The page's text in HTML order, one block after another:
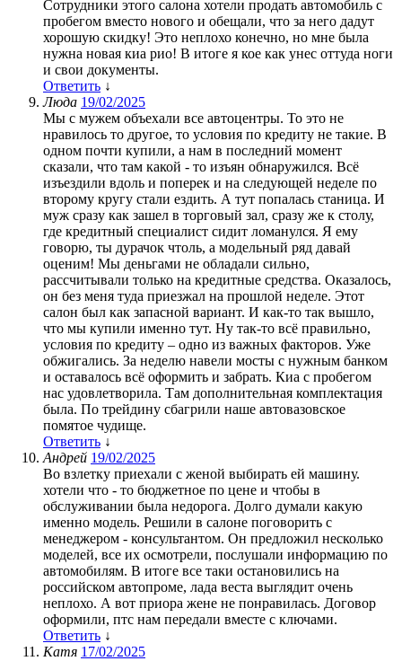
Сотрудники этого салона хотели продать автомобиль с
пробегом вместо нового и обещали, что за него дадут
хорошую скидку! Это неплохо конечно, но мне была
нужна новая киа рио! В итоге я кое как унес оттуда ноги
и свои документы.
Ответить ↓
Люда 19/02/2025
Мы с мужем объехали все автоцентры. То это не
нравилось то другое, то условия по кредиту не такие. В
одном почти купили, а нам в последний момент
сказали, что там какой - то изъян обнаружился. Всё
изъездили вдоль и поперек и на следующей неделе по
второму кругу стали ездить. А тут попалась станица. И
муж сразу как зашел в торговый зал, сразу же к столу,
где кредитный специалист сидит ломанулся. Я ему
говорю, ты дурачок чтоль, а модельный ряд давай
оценим! Мы деньгами не обладали сильно,
рассчитывали только на кредитные средства. Оказалось,
он без меня туда приезжал на прошлой неделе. Этот
салон был как запасной вариант. И как-то так вышло,
что мы купили именно тут. Ну так-то всё правильно,
условия по кредиту – одно из важных факторов. Уже
обжигались. За неделю навели мосты с нужным банком
и оставалось всё оформить и забрать. Киа с пробегом
нас удовлетворила. Там дополнительная комплектация
была. По трейдину сбагрили наше автовазовское
помятое чудище.
Ответить ↓
Андрей 19/02/2025
Во взлетку приехали с женой выбирать ей машину.
хотели что - то бюджетное по цене и чтобы в
обслуживании была недорога. Долго думали какую
именно модель. Решили в салоне поговорить с
менеджером - консультантом. Он предложил несколько
моделей, все их осмотрели, послушали информацию по
автомобилям. В итоге все таки остановились на
российском автопроме, лада веста выглядит очень
неплохо. А вот приора жене не понравилась. Договор
оформили, птс нам передали вместе с ключами.
Ответить ↓
Катя 17/02/2025